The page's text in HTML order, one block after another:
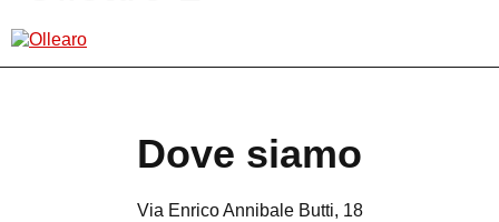
Dove siamo
Via Enrico Annibale Butti, 18